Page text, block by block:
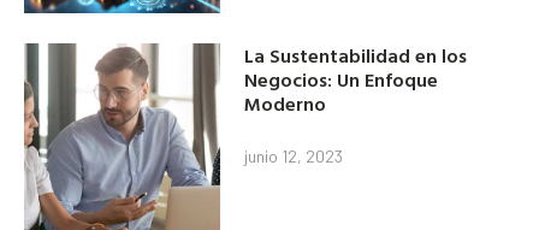
La Sustentabilidad en los
Negocios: Un Enfoque
Moderno
junio 12, 2023